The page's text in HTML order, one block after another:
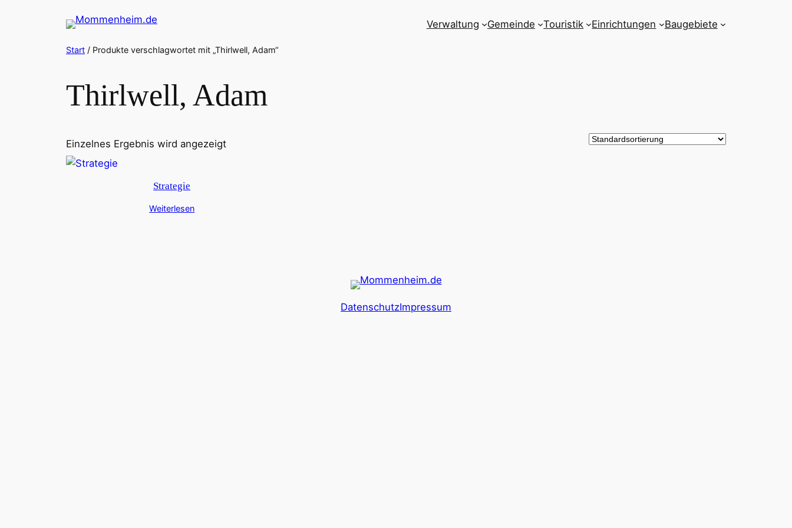
Verwaltung Gemeinde Touristik Einrichtungen Baugebiete
Start / Produkte verschlagwortet mit „Thirlwell, Adam“
Thirlwell, Adam
Einzelnes Ergebnis wird angezeigt
Strategie
Weiterlesen
DatenschutzImpressum